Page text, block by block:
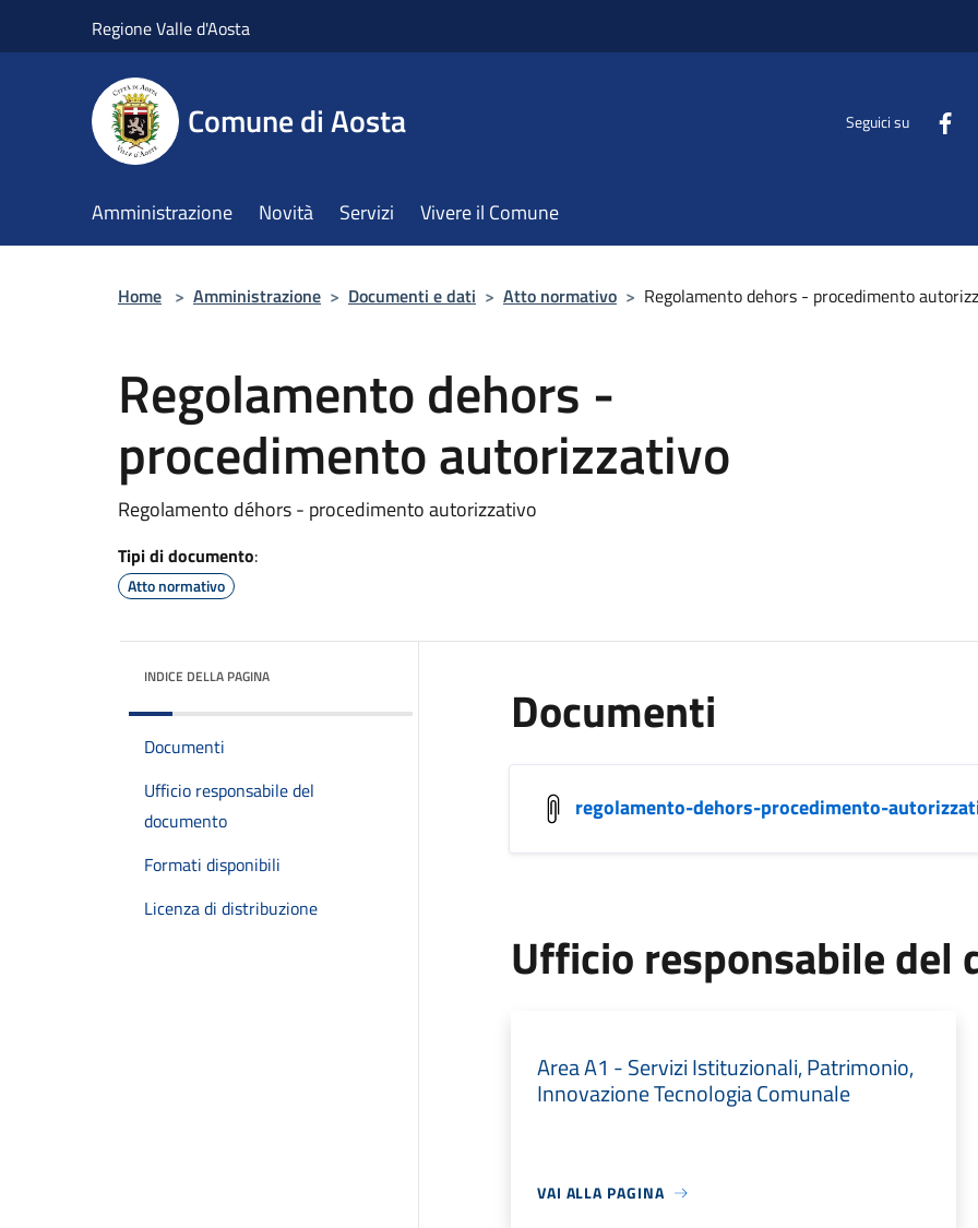
Regione Valle d'Aosta
Comune di Aosta Seguici su
Amministrazione Novità Servizi Vivere il Comune
Home > Amministrazione > Documenti e dati > Atto normativo > Regolamento dehors - procedimento
Regolamento dehors -
procedimento autorizzativo
Regolamento déhors - procedimento autorizzativo
Tipi di documento:
Atto normativo
INDICE DELLA PAGINA
Documenti
Ufficio responsabile del
documento
Formati disponibili
Licenza di distribuzione
Documenti
regolamento-dehors-procedimento-
Ufficio responsabile del
Area A1 - Servizi Istituzionali, Patrimonio,
Innovazione Tecnologia Comunale
VAI ALLA PAGINA